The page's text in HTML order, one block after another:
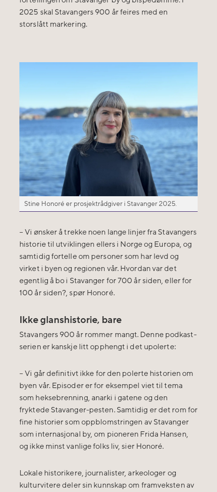
2025 skal Stavangers 900 år feires med en
storslått markering.
Stine Honoré er prosjektrådgiver i Stavanger 2025.
– Vi ønsker å trekke noen lange linjer fra Stavangers
historie til utviklingen ellers i Norge og Europa, og
samtidig fortelle om personer som har levd og
virket i byen og regionen vår. Hvordan var det
egentlig å bo i Stavanger for 700 år siden, eller for
100 år siden?, spør Honoré.
Ikke glanshistorie, bare
Stavangers 900 år rommer mangt. Denne podkast-
serien er kanskje litt opphengt i det upolerte:
– Vi går definitivt ikke for den polerte historien om
byen vår. Episoder er for eksempel viet til tema
som heksebrenning, anarki i gatene og den
fryktede Stavanger-pesten. Samtidig er det rom for
fine historier som oppblomstringen av Stavanger
som internasjonal by, om pioneren Frida Hansen,
og ikke minst vanlige folks liv, sier Honoré.
Lokale historikere, journalister, arkeologer og
kulturvitere deler sin kunnskap om framveksten av